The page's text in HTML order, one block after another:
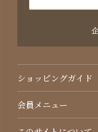
ショッピングガイド
会員メニュー